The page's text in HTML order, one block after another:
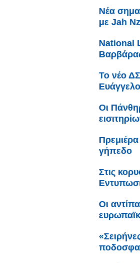
Νέα
με Jah
Νational
Το νέο
Οι
γήπεδο
Στις
Οι